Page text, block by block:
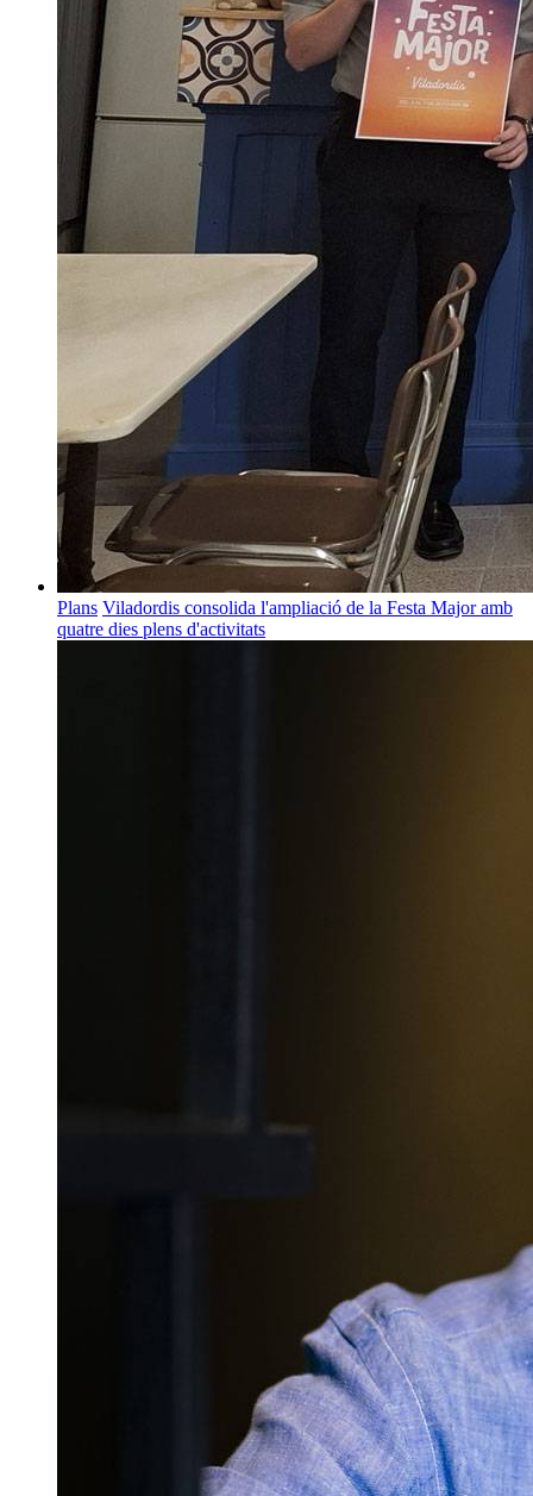
Plans Viladordis consolida l'ampliació de la Festa Major amb
quatre dies plens d'activitats